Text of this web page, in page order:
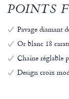
POINTS
Pavage diamant
Or blanc 18
Chaîne réglable
Design croix